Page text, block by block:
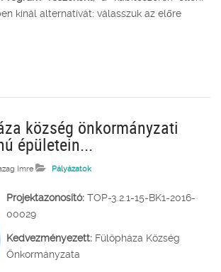
kínál alternatívát: válasszuk az előre
község önkormányzati
épületein...
Imre Pályázatok
Projektazonosító: TOP-3.2.1-15-BK1-2016-
00029
Kedvezményezett: Fülöpháza Község
Önkormányzata